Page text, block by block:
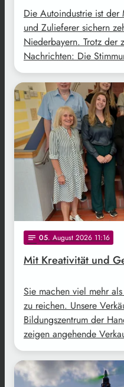
Die Autoindustrie ist
und Zulieferer sichern
Niederbayern. Trotz der
Nachrichten: Die
notes 05. August 2026 11:16
Mit Kreativität und
Sie machen viel mehr
zu reichen. Unsere
Bildungszentrum der
zeigen angehende